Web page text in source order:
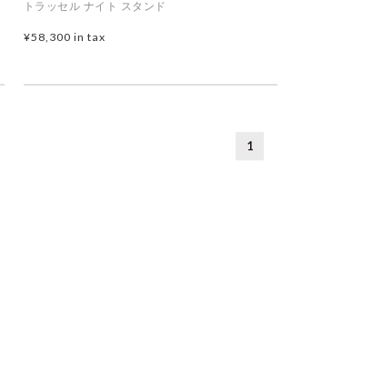
トラッセル ナイト スタンド
¥58,300 in tax
1